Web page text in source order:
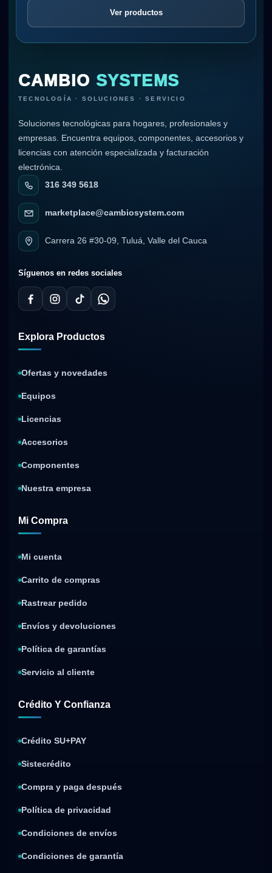
Ver productos
CAMBIO SYSTEMS
TECNOLOGÍA · SOLUCIONES · SERVICIO
Soluciones tecnológicas para hogares, profesionales y
empresas. Encuentra equipos, componentes, accesorios y
licencias con atención especializada y facturación
electrónica.
316 349 5618
marketplace@cambiosystem.com
Carrera 26 #30-09, Tuluá, Valle del Cauca
Síguenos en redes sociales
Explora Productos
Ofertas y novedades
Equipos
Licencias
Accesorios
Componentes
Nuestra empresa
Mi Compra
Mi cuenta
Carrito de compras
Rastrear pedido
Envíos y devoluciones
Política de garantías
Servicio al cliente
Crédito Y Confianza
Crédito SU+PAY
Sistecrédito
Compra y paga después
Política de privacidad
Condiciones de envíos
Condiciones de garantía